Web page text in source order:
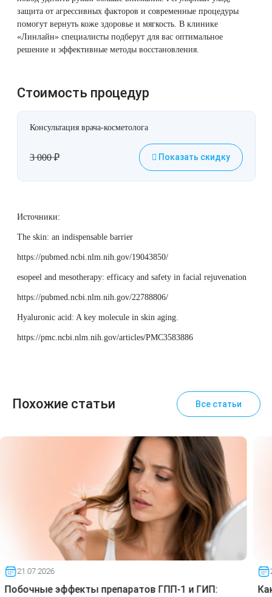
защита от агрессивных факторов и современные процедуры
помогут вернуть коже здоровье и мягкость. В клинике
«Линлайн» специалисты подберут для вас оптимальное
решение и эффективные методы восстановления.
Стоимость процедур
Консультация врача-косметолога
3 000₽ Показать скидку
Источники:
The skin: an indispensable barrier
https://pubmed.ncbi.nlm.nih.gov/19043850/
esopeel and mesotherapy: efficacy and safety in facial rejuvenation
https://pubmed.ncbi.nlm.nih.gov/22788806/
Hyaluronic acid: A key molecule in skin aging.
https://pmc.ncbi.nlm.nih.gov/articles/PMC3583886
Похожие статьи Все статьи
21.07.2026
Побочные эффекты препаратов ГПП-1 и ГИП: